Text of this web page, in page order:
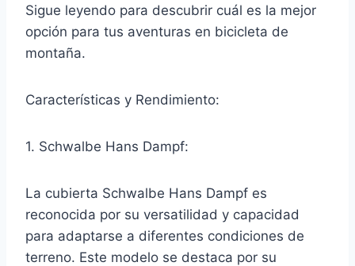
Sigue leyendo para descubrir cuál es la mejor
opción para tus aventuras en bicicleta de
montaña.
Características y Rendimiento:
1. Schwalbe Hans Dampf:
La cubierta Schwalbe Hans Dampf es
reconocida por su versatilidad y capacidad
para adaptarse a diferentes condiciones de
terreno. Este modelo se destaca por su